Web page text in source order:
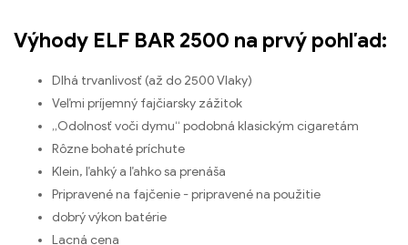
Výhody ELF BAR 2500 na prvý pohľad:
Dlhá trvanlivosť (až do 2500 Vlaky)
Veľmi príjemný fajčiarsky zážitok
„Odolnosť voči dymu“ podobná klasickým cigaretám
Rôzne bohaté príchute
Klein, ľahký a ľahko sa prenáša
Pripravené na fajčenie - pripravené na použitie
dobrý výkon batérie
Lacná cena